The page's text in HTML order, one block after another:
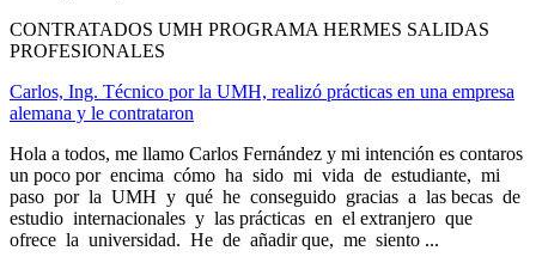
CONTRATADOS UMH PROGRAMA HERMES SALIDAS
PROFESIONALES
Carlos, Ing. Técnico por la UMH, realizó prácticas en una empresa
alemana y le contrataron
Hola a todos, me llamo Carlos Fernández y mi intención es contaros
un poco por encima cómo ha sido mi vida de estudiante, mi
paso por la UMH y qué he conseguido gracias a las becas de
estudio internacionales y las prácticas en el extranjero que
ofrece la universidad. He de añadir que, me siento ...